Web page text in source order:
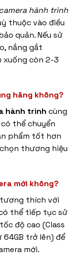
hành trình
thuộc vào điều
quản. Nếu sử
nắng gắt
còn 2-3
hãng không?
hành trình cùng
thể chuyển
phẩm tốt hơn
thương hiệu
mới không?
thích với
thể tiếp tục sử
độ cao (Class
64GB trở lên) để
mới.